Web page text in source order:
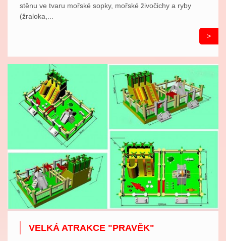
stěnu ve tvaru mořské sopky, mořské živočichy a ryby
(žraloka,...
>
VELKÁ ATRAKCE "PRAVĚK"